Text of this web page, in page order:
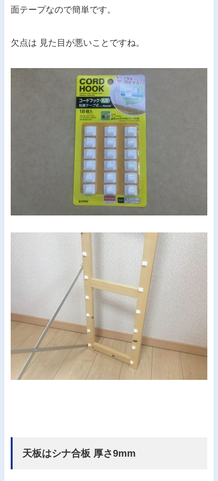
面テープなので簡単です。
欠点は 見た目が悪いことですね。
天板はシナ合板 厚さ9mm